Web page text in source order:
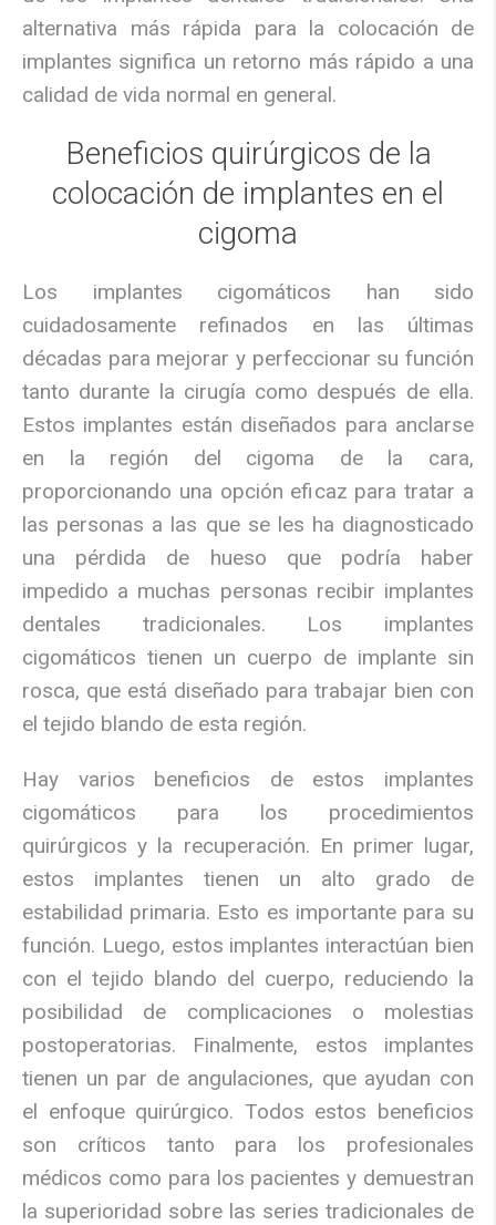
alternativa más rápida para la colocación de
implantes significa un retorno más rápido a una
calidad de vida normal en general.
Beneficios quirúrgicos de la
colocación de implantes en el
cigoma
Los implantes cigomáticos han sido
cuidadosamente refinados en las últimas
décadas para mejorar y perfeccionar su función
tanto durante la cirugía como después de ella.
Estos implantes están diseñados para anclarse
en la región del cigoma de la cara,
proporcionando una opción eficaz para tratar a
las personas a las que se les ha diagnosticado
una pérdida de hueso que podría haber
impedido a muchas personas recibir implantes
dentales tradicionales. Los implantes
cigomáticos tienen un cuerpo de implante sin
rosca, que está diseñado para trabajar bien con
el tejido blando de esta región.
Hay varios beneficios de estos implantes
cigomáticos para los procedimientos
quirúrgicos y la recuperación. En primer lugar,
estos implantes tienen un alto grado de
estabilidad primaria. Esto es importante para su
función. Luego, estos implantes interactúan bien
con el tejido blando del cuerpo, reduciendo la
posibilidad de complicaciones o molestias
postoperatorias. Finalmente, estos implantes
tienen un par de angulaciones, que ayudan con
el enfoque quirúrgico. Todos estos beneficios
son críticos tanto para los profesionales
médicos como para los pacientes y demuestran
la superioridad sobre las series tradicionales de